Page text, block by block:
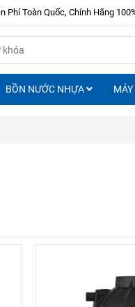
Phí Toàn Quốc, Chính Hãng
BỒN NƯỚC NHỰA